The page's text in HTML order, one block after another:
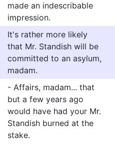
made an indescribable
impression.
It's rather more likely
that Mr. Standish will be
committed to an asylum,
madam.
- Affairs, madam... that
but a few years ago
would have had your Mr.
Standish burned at the
stake.